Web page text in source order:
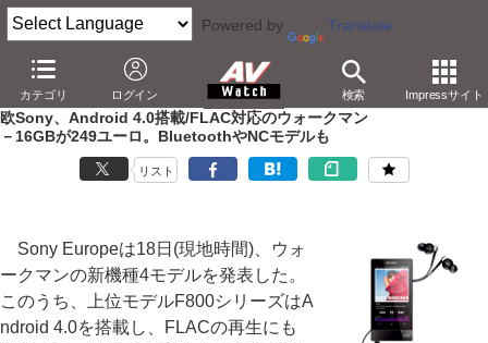
Powered by Translate
カテゴリ ログイン 検索 Impressサイト
AV Watch 製品 ポータブルオーディオ
ウォークマン
欧Sony、Android 4.0搭載/FLAC対応のウォークマン
－16GBが249ユーロ。BluetoothやNCモデルも
リスト
Sony Europeは18日(現地時間)、ウォ
ークマンの新機種4モデルを発表した。
このうち、上位モデルF800シリーズはA
ndroid 4.0を搭載し、FLACの再生にも